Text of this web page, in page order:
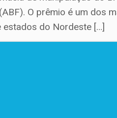
O prêmio é um dos
estados do Nordeste […]